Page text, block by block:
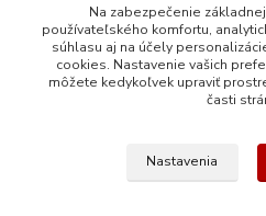
rematiptop@rematiptop.sk
Na zabezpečenie
používateľského komfortu,
súhlasu aj na účely
cookies. Nastavenie vašich
môžete kedykoľvek upraviť
časti
Nastavenia